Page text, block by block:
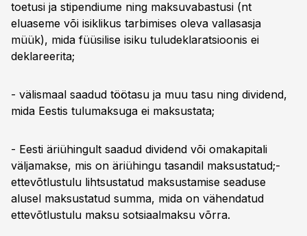
toetusi ja stipendiume ning maksuvabastusi (nt
eluaseme või isiklikus tarbimises oleva vallasasja
müük), mida füüsilise isiku tuludeklaratsioonis ei
deklareerita;
- välismaal saadud töötasu ja muu tasu ning dividend,
mida Eestis tulumaksuga ei maksustata;
- Eesti äriühingult saadud dividend või omakapitali
väljamakse, mis on äriühingu tasandil maksustatud;-
ettevõtlustulu lihtsustatud maksustamise seaduse
alusel maksustatud summa, mida on vähendatud
ettevõtlustulu maksu sotsiaalmaksu võrra.